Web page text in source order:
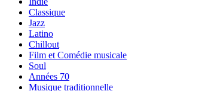
Classique
Jazz
Latino
Chillout
Film et Comédie musicale
Soul
Années 70
Musique traditionnelle